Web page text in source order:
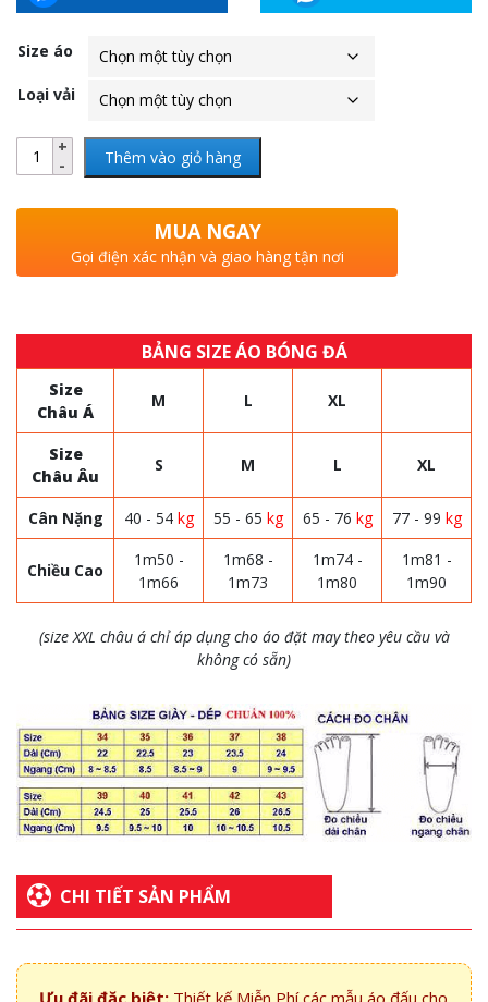
Size áo
Loại vải
Thêm vào giỏ hàng
MUA NGAY
Gọi điện xác nhận và giao hàng tận nơi
BẢNG SIZE ÁO BÓNG ĐÁ
Size
Châu Á
M L XL
Size
Châu Âu
S M L XL
Cân Nặng 40 - 54 kg 55 - 65 kg 65 - 76 kg 77 - 99 kg
Chiều Cao
1m50 -
1m66
1m68 -
1m73
1m74 -
1m80
1m81 -
1m90
(size XXL châu á chỉ áp dụng cho áo đặt may theo yêu cầu và
không có sẵn)
CHI TIẾT SẢN PHẨM
Ưu đãi đặc biệt: Thiết kế Miễn Phí các mẫu áo đấu cho